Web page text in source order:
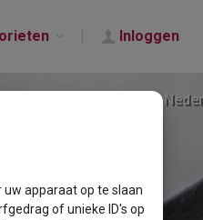
Inloggen
apparaat op te slaan
of unieke ID's op